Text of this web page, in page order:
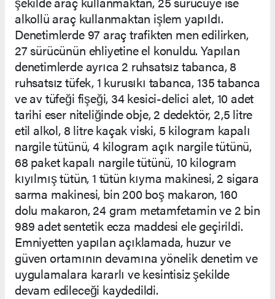
alkollü araç kullanmaktan işlem yapıldı.
Denetimlerde 97 araç trafikten men edilirken,
27 sürücünün ehliyetine el konuldu. Yapılan
denetimlerde ayrıca 2 ruhsatsız tabanca, 8
ruhsatsız tüfek, 1 kurusıkı tabanca, 135 tabanca
ve av tüfeği fişeği, 34 kesici-delici alet, 10 adet
tarihi eser niteliğinde obje, 2 dedektör, 2,5 litre
etil alkol, 8 litre kaçak viski, 5 kilogram kapalı
nargile tütünü, 4 kilogram açık nargile tütünü,
68 paket kapalı nargile tütünü, 10 kilogram
kıyılmış tütün, 1 tütün kıyma makinesi, 2 sigara
sarma makinesi, bin 200 boş makaron, 160
dolu makaron, 24 gram metamfetamin ve 2 bin
989 adet sentetik ecza maddesi ele geçirildi.
Emniyetten yapılan açıklamada, huzur ve
güven ortamının devamına yönelik denetim ve
uygulamalara kararlı ve kesintisiz şekilde
devam edileceği kaydedildi.